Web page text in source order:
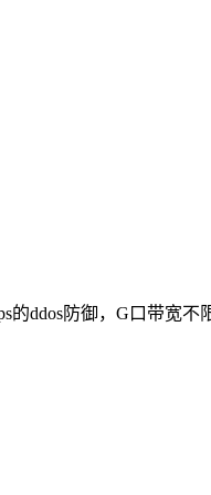
ddos防御，G口带宽不